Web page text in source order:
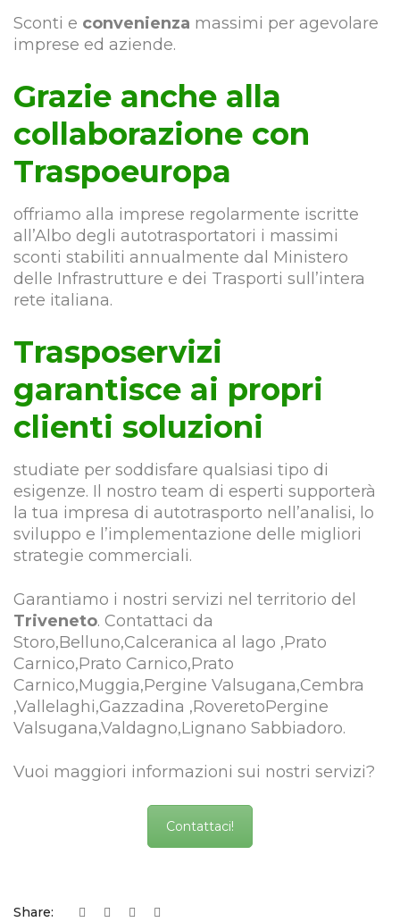
Sconti e convenienza massimi per agevolare
imprese ed aziende.
Grazie anche alla
collaborazione con
Traspoeuropa
offriamo alla imprese regolarmente iscritte
all’Albo degli autotrasportatori i massimi
sconti stabiliti annualmente dal Ministero
delle Infrastrutture e dei Trasporti sull’intera
rete italiana.
Trasposervizi
garantisce ai propri
clienti soluzioni
studiate per soddisfare qualsiasi tipo di
esigenze. Il nostro team di esperti supporterà
la tua impresa di autotrasporto nell’analisi, lo
sviluppo e l’implementazione delle migliori
strategie commerciali.
Garantiamo i nostri servizi nel territorio del
Triveneto. Contattaci da
Storo,Belluno,Calceranica al lago ,Prato
Carnico,Prato Carnico,Prato
Carnico,Muggia,Pergine Valsugana,Cembra
,Vallelaghi,Gazzadina ,RoveretoPergine
Valsugana,Valdagno,Lignano Sabbiadoro.
Vuoi maggiori informazioni sui nostri servizi?
Contattaci!
Share: